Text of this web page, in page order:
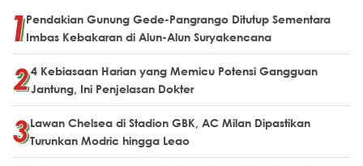
Pendakian Gunung Gede-Pangrango Ditutup Sementara
Imbas Kebakaran di Alun-Alun Suryakencana
4 Kebiasaan Harian yang Memicu Potensi Gangguan
Jantung, Ini Penjelasan Dokter
Lawan Chelsea di Stadion GBK, AC Milan Dipastikan
Turunkan Modric hingga Leao